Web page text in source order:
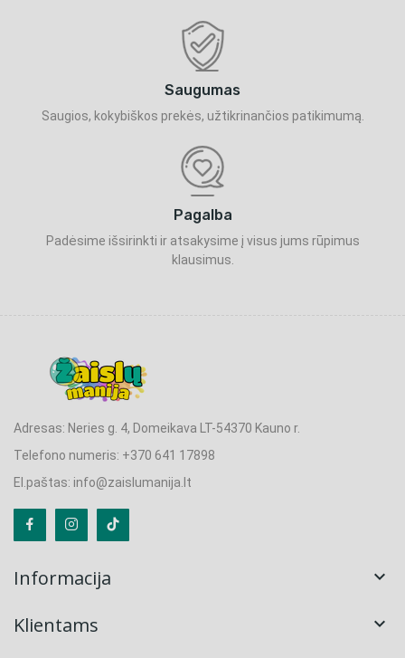
Saugumas
Saugios, kokybiškos prekės, užtikrinančios patikimumą.
Pagalba
Padėsime išsirinkti ir atsakysime į visus jums rūpimus
klausimus.
Adresas: Neries g. 4, Domeikava LT-54370 Kauno r.
Telefono numeris: +370 641 17898
El.paštas: info@zaislumanija.lt
Informacija 
Klientams 